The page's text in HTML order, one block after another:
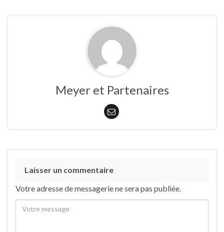
Meyer et Partenaires
Laisser un commentaire
Votre adresse de messagerie ne sera pas publiée.